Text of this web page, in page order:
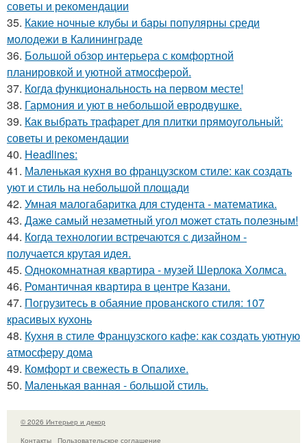
советы и рекомендации
35. Какие ночные клубы и бары популярны среди
молодежи в Калининграде
36. Большой обзор интерьера с комфортной
планировкой и уютной атмосферой.
37. Когда функциональность на первом месте!
38. Гармония и уют в небольшой евродвушке.
39. Как выбрать трафарет для плитки прямоугольный:
советы и рекомендации
40. Headlines:
41. Маленькая кухня во французском стиле: как создать
уют и стиль на небольшой площади
42. Умная малогабаритка для студента - математика.
43. Даже самый незаметный угол может стать полезным!
44. Когда технологии встречаются с дизайном -
получается крутая идея.
45. Однокомнатная квартира - музей Шерлока Холмса.
46. Романтичная квартира в центре Казани.
47. Погрузитесь в обаяние прованского стиля: 107
красивых кухонь
48. Кухня в стиле Французского кафе: как создать уютную
атмосферу дома
49. Комфорт и свежесть в Опалихе.
50. Маленькая ванная - большой стиль.
© 2026 Интерьер и декор
Контакты
Пользовательское соглашение